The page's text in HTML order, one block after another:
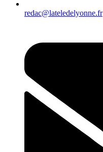
redac@lateledelyonne.fr